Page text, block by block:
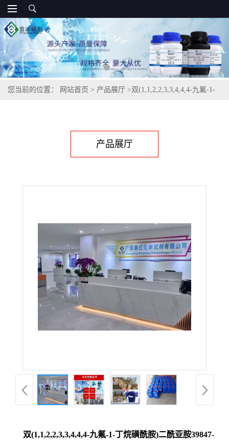
您当前的位置： 网站首页 > 产品展厅 >双(1,1,2,2,3,3,4,4,4-九氟-1-
产品展厅
双(1,1,2,2,3,3,4,4,4-九氟-1-丁烷磺酰胺)二酰亚胺39847-